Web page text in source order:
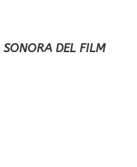
SONORA DEL FILM